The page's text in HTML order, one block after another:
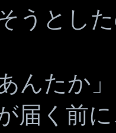
うとし
んたか」
届く前